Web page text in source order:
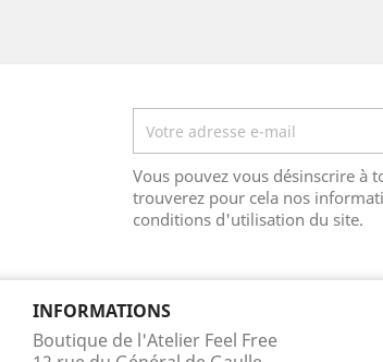
Vous pouvez vous désinscrire à
trouverez pour cela nos
conditions d'utilisation du site.
INFORMATIONS
Boutique de l'Atelier Feel Free